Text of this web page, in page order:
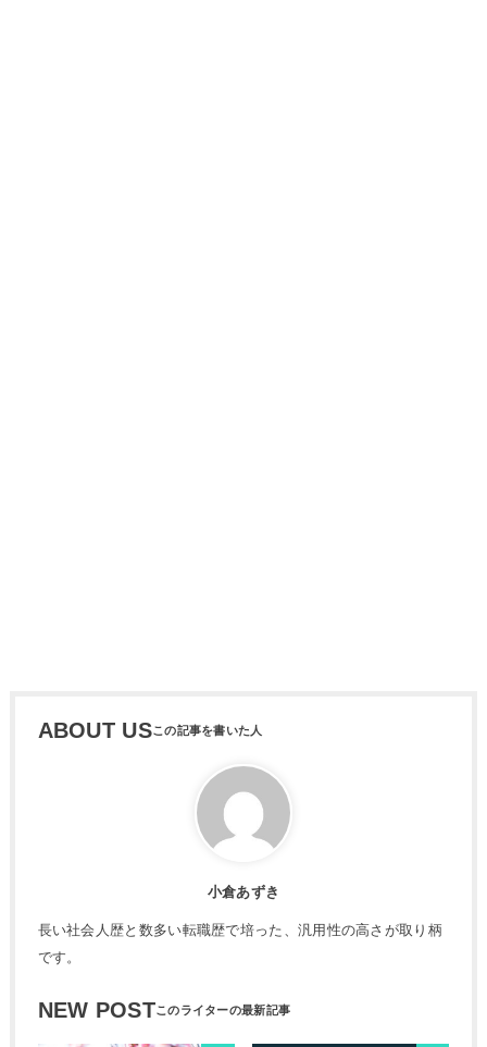
ABOUT US
小倉あずき
長い社会人歴と数多い転職歴で培った、汎用性の高さが取り柄
です。
NEW POST